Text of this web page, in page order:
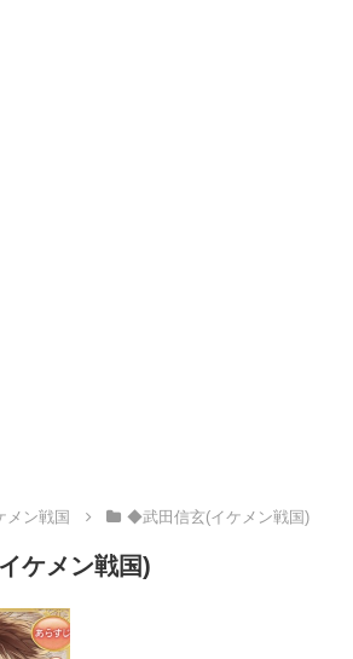
メン戦国 ◆武田信玄(イケメン戦国)
ケメン戦国)